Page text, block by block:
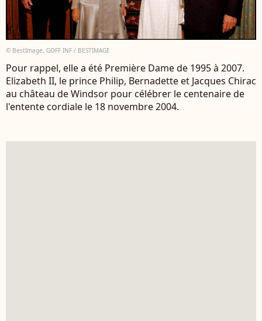
© BestImage, GOFF INF / BESTIMAGE
Pour rappel, elle a été Première Dame de 1995 à 2007.
Elizabeth II, le prince Philip, Bernadette et Jacques Chirac
au château de Windsor pour célébrer le centenaire de
l'entente cordiale le 18 novembre 2004.